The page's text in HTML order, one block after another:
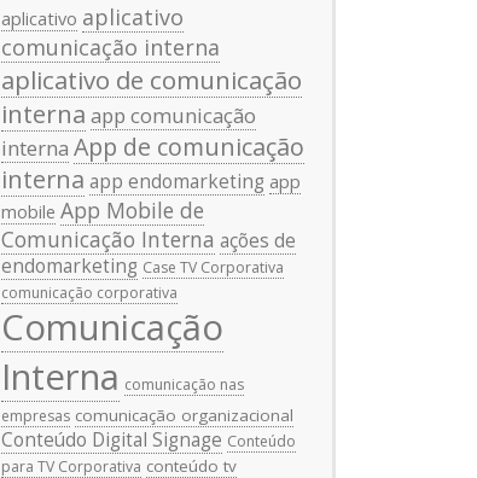
aplicativo aplicativo
comunicação interna
aplicativo de comunicação
interna app comunicação
interna App de comunicação
interna app endomarketing app
mobile App Mobile de
Comunicação Interna ações de
endomarketing Case TV Corporativa
comunicação corporativa
Comunicação
Interna comunicação nas
empresas comunicação organizacional
Conteúdo Digital Signage Conteúdo
para TV Corporativa conteúdo tv